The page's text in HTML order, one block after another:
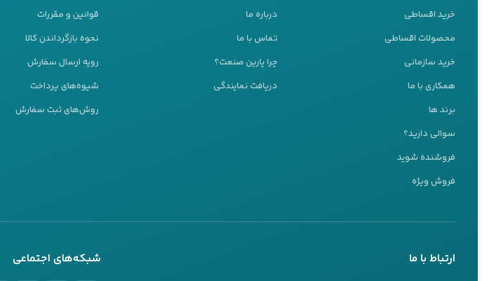
خرید اقساطی
محصولات اقساطی
خرید سازمانی
همکاری با ما
برند ها
سوالی دارید؟
فروشنده شوید
فروش ویژه
درباره ما
تماس با ما
چرا پارین صنعت؟
دریافت نمایندگی
قوانین و مقررات
نحوه بازگرداندن کالا
رویه ارسال سفارش
شیوه‌های پرداخت
روش‌های ثبت سفارش
ارتباط با ما شبکه‌های اجتماعی
پشتیبانی 24 ساعته
ما اینجا هستیم تا به شما کمک کنیم
تیم پشتیبانی ما آماده پاسخگویی به سوالات شماست
کارشناس ۱
تماس تلفنی بله
کارشناس ۲